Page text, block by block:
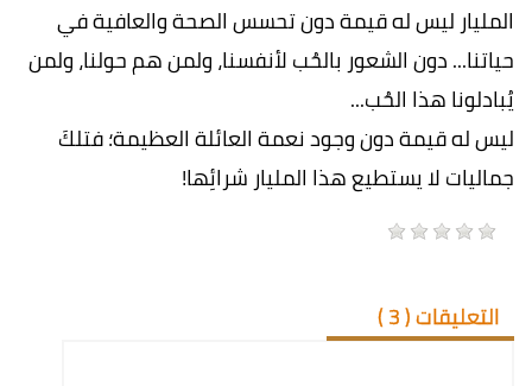
الملیار لیس له قیمة دون تحسس الصحة والعافیة في
حیاتنا... دون الشعور بالحُب لأنفسنا، ولمن ھم حولنا، ولمن
یُبادلونا ھذا الحُب...
لیس له قیمة دون وجود نعمة العائلة العظیمة؛ فتلكَ
جمالیات لا یستطیع ھذا الملیار شرائِھا!
التعليقات (3
)